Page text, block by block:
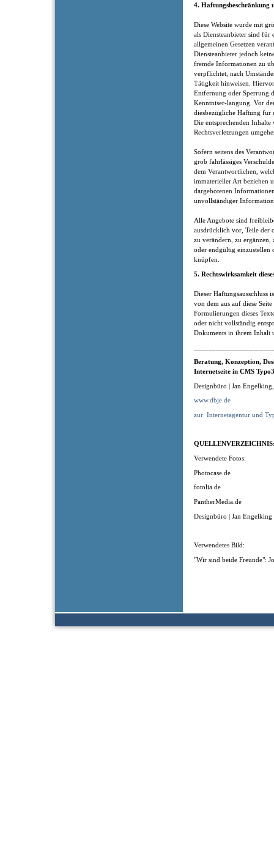
4. Haftungsbeschränkung
Diese Website wurde mit
als Diensteanbieter sind für
allgemeinen Gesetzen
Diensteanbieter jedoch
fremde Informationen zu
verpflichtet, nach
Tätigkeit hinweisen.
Entfernung oder Sperrung
Kenntniser-langung. Vor
diesbezügliche Haftung für
Die entsprechenden Inhalte
Rechtsverletzungen
Sofern seitens des
grob fahrlässiges
dem Verantwortlichen,
immaterieller Art beziehen
dargebotenen
unvollständiger
Alle Angebote sind
ausdrücklich vor, Teile der
zu verändern, zu
oder endgültig einzustellen
knüpfen.
5. Rechtswirksamkeit
Dieser Haftungsausschluss
von dem aus auf diese
Formulierungen dieses
oder nicht vollständig
Dokuments in ihrem Inhalt
Beratung, Konzeption,
Internetseite in CMS
Designbüro | Jan
www.dbje.de
zur Internetagentur und
Verwendete Fotos:
Photocase.de
fotolia.de
PantherMedia.de
Designbüro | Jan Engelking
Verwendetes Bild:
"Wir sind beide Freunde":